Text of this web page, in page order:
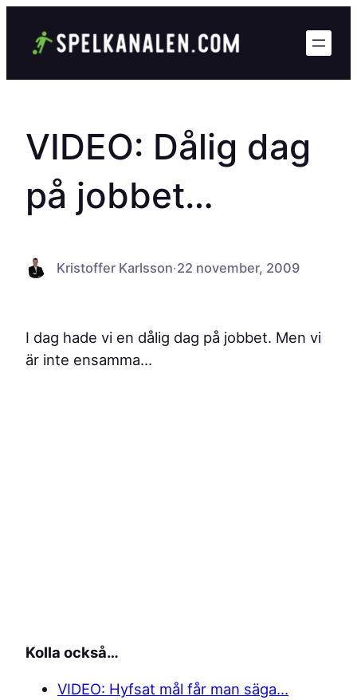
VIDEO: Dålig dag
på jobbet…
Kristoffer Karlsson·22 november, 2009
I dag hade vi en dålig dag på jobbet. Men vi
är inte ensamma…
Kolla också…
VIDEO: Hyfsat mål får man säga…